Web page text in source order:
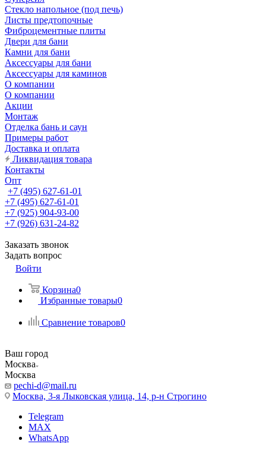
Стекло напольное (под печь)
Листы предтопочные
Фиброцементные плиты
Двери для бани
Камни для бани
Аксессуары для бани
Аксессуары для каминов
О компании
О компании
Акции
Монтаж
Отделка бань и саун
Примеры работ
Доставка и оплата
Ликвидация товара
Контакты
Опт
+7 (495) 627-61-01
+7 (495) 627-61-01
+7 (925) 904-93-00
+7 (926) 631-24-82
Заказать звонок
Задать вопрос
Войти
Корзина0
Избранные товары0
Сравнение товаров0
Ваш город
Москва
Москва
pechi-d@mail.ru
Москва, 3-я Лыковская улица, 14, р-н Строгино
Telegram
MAX
WhatsApp